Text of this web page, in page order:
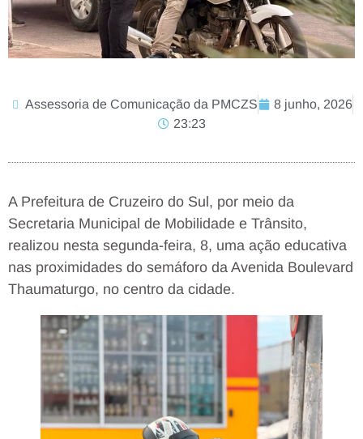
Assessoria de Comunicação da PMCZS
8 junho, 2026
23:23
A Prefeitura de Cruzeiro do Sul, por meio da
Secretaria Municipal de Mobilidade e Trânsito,
realizou nesta segunda-feira, 8, uma ação educativa
nas proximidades do semáforo da Avenida Boulevard
Thaumaturgo, no centro da cidade.